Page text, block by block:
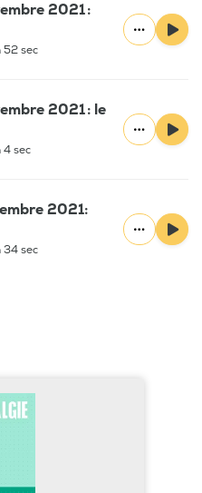
2021 :
52 sec
2021 : le
4 sec
2021:
34 sec